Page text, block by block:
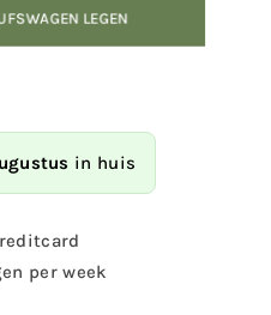
LEGEN
in huis
per week